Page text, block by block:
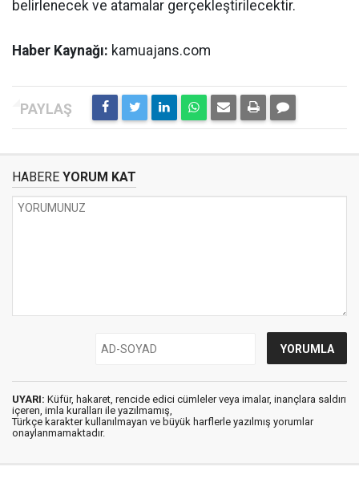
belirlenecek ve atamalar gerçekleştirilecektir.
Haber Kaynağı: kamuajans.com
HABERE YORUM KAT
UYARI: Küfür, hakaret, rencide edici cümleler veya imalar, inançlara saldırı
içeren, imla kuralları ile yazılmamış,
Türkçe karakter kullanılmayan ve büyük harflerle yazılmış yorumlar
onaylanmamaktadır.